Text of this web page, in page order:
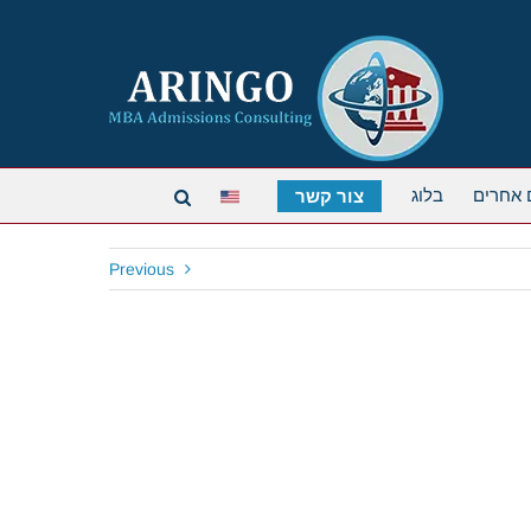
אחרים בלוג צור קשר
Previous